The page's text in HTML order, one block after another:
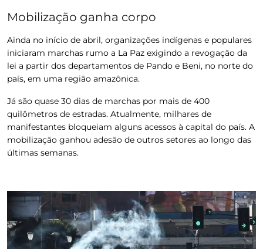
Mobilização ganha corpo
Ainda no início de abril, organizações indígenas e populares
iniciaram marchas rumo a La Paz exigindo a revogação da
lei a partir dos departamentos de Pando e Beni, no norte do
país, em uma região amazônica.
Já são quase 30 dias de marchas por mais de 400
quilômetros de estradas. Atualmente, milhares de
manifestantes bloqueiam alguns acessos à capital do país. A
mobilização ganhou adesão de outros setores ao longo das
últimas semanas.